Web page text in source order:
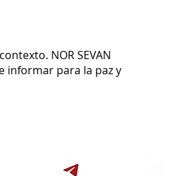
NOR SEVAN
informar para la paz y